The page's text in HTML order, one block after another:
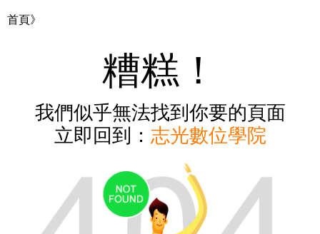
首頁》
糟糕！
我們似乎無法找到你要的頁面
立即回到： 志光數位學院